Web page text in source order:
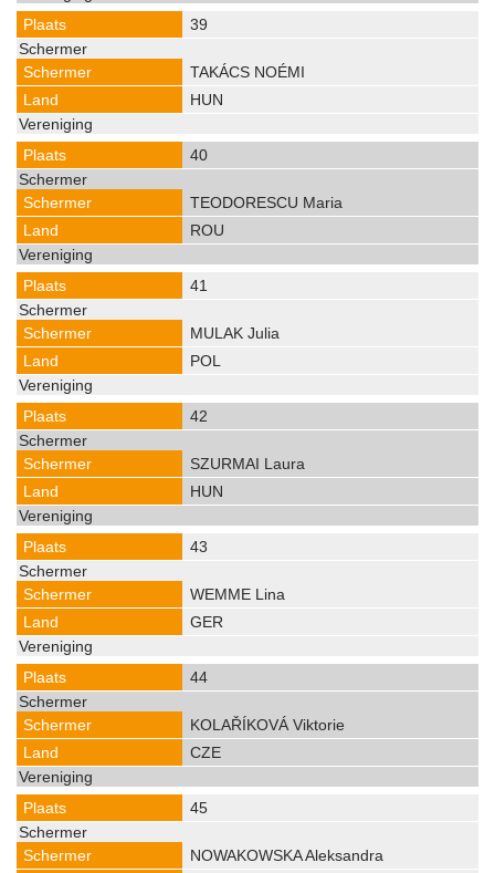
39
TAKÁCS NOÉMI
HUN
40
TEODORESCU Maria
ROU
41
MULAK Julia
POL
42
SZURMAI Laura
HUN
43
WEMME Lina
GER
44
KOLAŘÍKOVÁ Viktorie
CZE
45
NOWAKOWSKA Aleksandra